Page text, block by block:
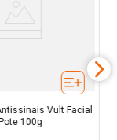
Vult Facial
Pote 100g